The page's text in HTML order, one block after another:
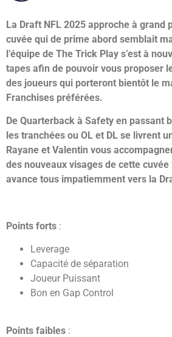
La Draft NFL 2025 approche à grand
cuvée qui de prime abord semblait
l’équipe de The Trick Play s’est à
tapes afin de pouvoir vous proposer
des joueurs qui porteront bientôt le
Franchises préférées.
De Quarterback à Safety en passant
les tranchées ou OL et DL se livrent
Rayane et Valentin vous
des nouveaux visages de cette cuvée
avance tous impatiemment vers la
Points forts :
Leverage
Capacité de séparation
Joueur Puissant
Bon en Gap Control
Points faibles :